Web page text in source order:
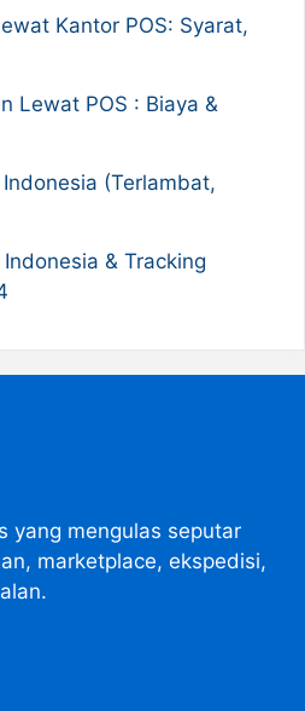
Kantor POS: Syarat,
Lewat POS : Biaya &
(Terlambat,
& Tracking
yang mengulas seputar
marketplace, ekspedisi,